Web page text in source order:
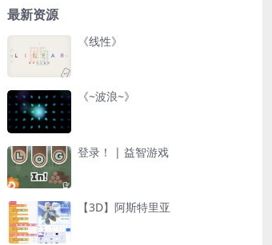
最新资源
《线性》
《~波浪~》
登录！ | 益智游戏
【3D】阿斯特里亚